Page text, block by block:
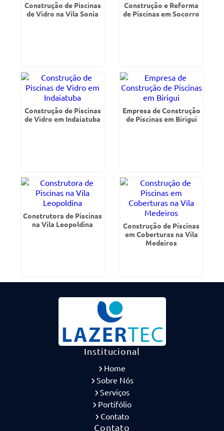
Construção de Piscinas
de Vidro na Vila Sonia
Construção e Reforma
de Piscinas em Socorro
Construção de Piscinas
de Vidro em Indaiatuba
Empresa de Construção
de Piscinas em Birigui
Construtora de Piscinas
na Vila Leopoldina
Construção de Piscinas
em Coberturas na Vila
Medeiros
Institucional
Home
Sobre Nós
Serviços
Portifólio
Contato
Contato